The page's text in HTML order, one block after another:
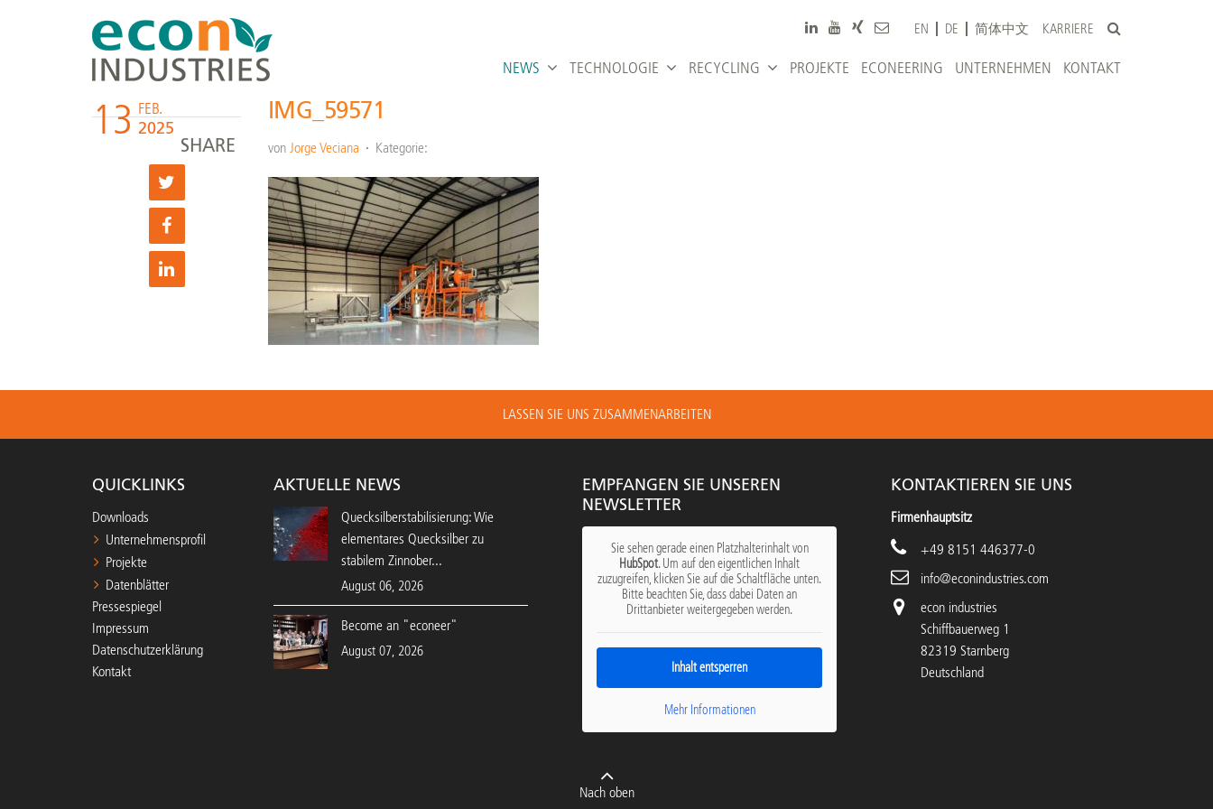
EN DE 简体中文 KARRIERE
NEWS TECHNOLOGIE RECYCLING PROJEKTE ECONEERING UNTERNEHMEN KONTAKT
13 FEB.
2025
SHARE
IMG_59571
von Jorge Veciana Kategorie:
LASSEN SIE UNS ZUSAMMENARBEITEN
QUICKLINKS
Downloads
Unternehmensprofil
Projekte
Datenblätter
Pressespiegel
Impressum
Datenschutzerklärung
Kontakt
AKTUELLE NEWS
Quecksilberstabilisierung: Wie
elementares Quecksilber zu
stabilem Zinnober...
August 06, 2026
Become an "econeer"
August 07, 2026
EMPFANGEN SIE UNSEREN
NEWSLETTER
Sie sehen gerade einen Platzhalterinhalt von
HubSpot. Um auf den eigentlichen Inhalt
zuzugreifen, klicken Sie auf die Schaltfläche unten.
Bitte beachten Sie, dass dabei Daten an
Drittanbieter weitergegeben werden.
Inhalt entsperren
Mehr Informationen
KONTAKTIEREN SIE UNS
Firmenhauptsitz
+49 8151 446377-0
info@econindustries.com
econ industries
Schiffbauerweg 1
82319 Starnberg
Deutschland
Nach oben